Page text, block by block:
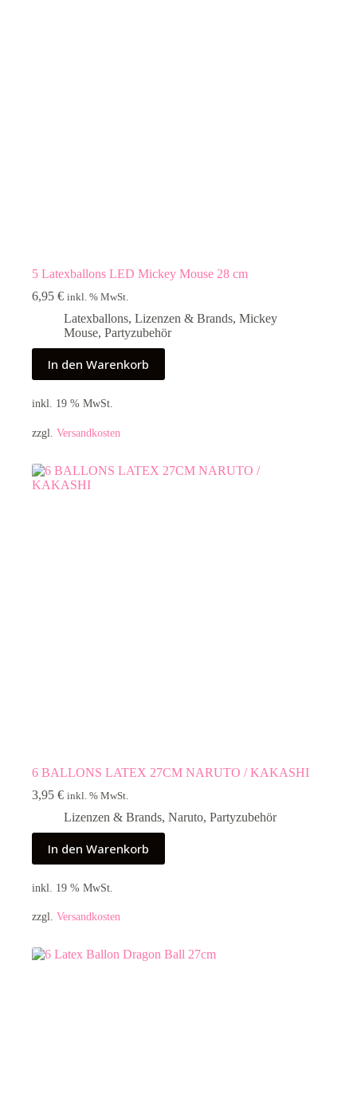
5 Latexballons LED Mickey Mouse 28 cm
6,95 € inkl. % MwSt.
Latexballons, Lizenzen & Brands, Mickey
Mouse, Partyzubehör
In den Warenkorb
inkl. 19 % MwSt.
zzgl. Versandkosten
6 BALLONS LATEX 27CM NARUTO / KAKASHI
3,95 € inkl. % MwSt.
Lizenzen & Brands, Naruto, Partyzubehör
In den Warenkorb
inkl. 19 % MwSt.
zzgl. Versandkosten